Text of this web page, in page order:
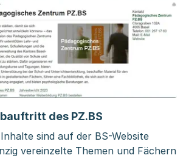
des PZ.BS
sind auf der BS-Website
vereinzelte Themen und Fächern